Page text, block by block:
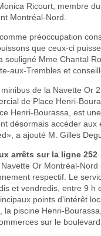
Ricourt, membre
Montréal-Nord.
préoccupation
que ceux-ci
souligné Mme Chantal
aux-Trembles et
de la Navette Or
de Place Henri-
Henri-Bourassa, est
désormais accéder
a ajouté M. Gilles
arrêts sur la ligne 252
Or Montréal-
respectif. Le
et vendredis, entre 9 h
points d’intérêt
la piscine Henri-
sur le